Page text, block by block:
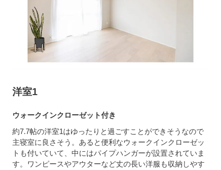
洋室1
ウォークインクローゼット付き
約7.7帖の洋室1はゆったりと過ごすことができそうなので
主寝室に良さそう。あると便利なウォークインクローゼッ
トも付いていて、中にはパイプハンガーが設置されていま
す。ワンピースやアウターなど丈の長い洋服も収納しやす